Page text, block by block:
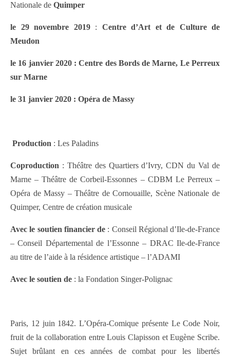
Nationale de Quimper
le 29 novembre 2019: Centre d’Art et de Culture de
Meudon
le 16 janvier 2020 : Centre des Bords de Marne, Le Perreux
sur Marne
le 31 janvier 2020 : Opéra de Massy
Production : Les Paladins
Coproduction : Théâtre des Quartiers d’Ivry, CDN du Val de
Marne – Théâtre de Corbeil-Essonnes – CDBM Le Perreux –
Opéra de Massy – Théâtre de Cornouaille, Scène Nationale de
Quimper, Centre de création musicale
Avec le soutien financier de : Conseil Régional d’Ile-de-France
– Conseil Départemental de l’Essonne – DRAC Ile-de-France
au titre de l’aide à la résidence artistique – l’ADAMI
Avec le soutien de : la Fondation Singer-Polignac
Paris, 12 juin 1842. L’Opéra-Comique présente Le Code Noir,
fruit de la collaboration entre Louis Clapisson et Eugène Scribe.
Sujet brûlant en ces années de combat pour les libertés